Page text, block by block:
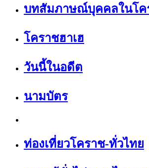
บทสัมภาษณ์บุคคลในโค
โคราชฮาเฮ
วันนี้ในอดีต
นามบัตร
ท่องเที่ยวโคราช-ทั่วไทย